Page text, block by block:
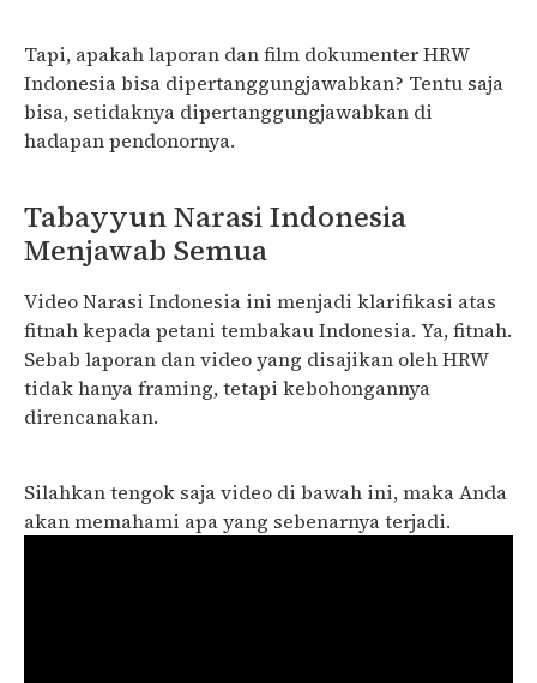
Tapi, apakah laporan dan film dokumenter HRW
Indonesia bisa dipertanggungjawabkan? Tentu saja
bisa, setidaknya dipertanggungjawabkan di
hadapan pendonornya.
Tabayyun Narasi Indonesia
Menjawab Semua
Video Narasi Indonesia ini menjadi klarifikasi atas
fitnah kepada petani tembakau Indonesia. Ya, fitnah.
Sebab laporan dan video yang disajikan oleh HRW
tidak hanya framing, tetapi kebohongannya
direncanakan.
Silahkan tengok saja video di bawah ini, maka Anda
akan memahami apa yang sebenarnya terjadi.